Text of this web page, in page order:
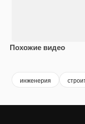
Похожие видео
инженерия